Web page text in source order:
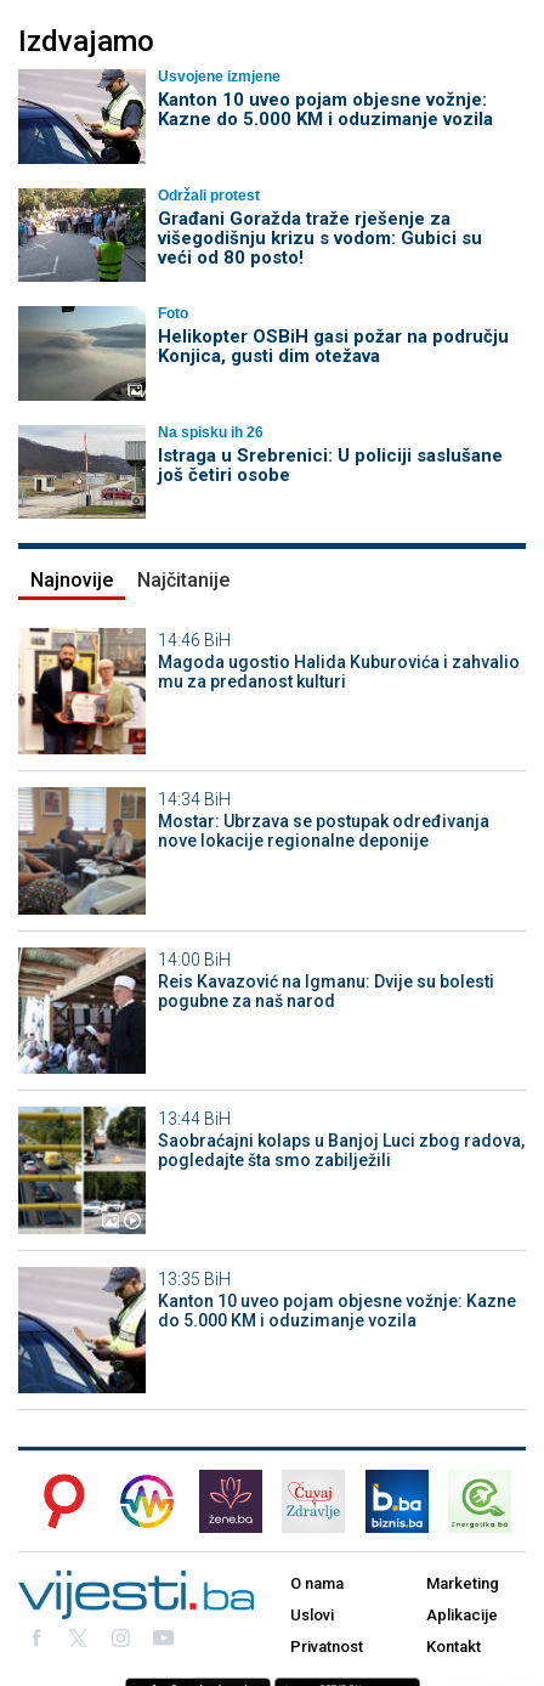
Izdvajamo
Usvojene izmjene
Kanton 10 uveo pojam objesne vožnje:
Kazne do 5.000 KM i oduzimanje vozila
Održali protest
Građani Goražda traže rješenje za
višegodišnju krizu s vodom: Gubici su
veći od 80 posto!
Foto
Helikopter OSBiH gasi požar na području
Konjica, gusti dim otežava
Na spisku ih 26
Istraga u Srebrenici: U policiji saslušane
još četiri osobe
Najnovije Najčitanije
14:46 BiH
Magoda ugostio Halida Kuburovića i zahvalio
mu za predanost kulturi
14:34 BiH
Mostar: Ubrzava se postupak određivanja
nove lokacije regionalne deponije
14:00 BiH
Reis Kavazović na Igmanu: Dvije su bolesti
pogubne za naš narod
13:44 BiH
Saobraćajni kolaps u Banjoj Luci zbog radova,
pogledajte šta smo zabilježili
13:35 BiH
Kanton 10 uveo pojam objesne vožnje: Kazne
do 5.000 KM i oduzimanje vozila
O nama
Uslovi
Privatnost
Marketing
Aplikacije
Kontakt